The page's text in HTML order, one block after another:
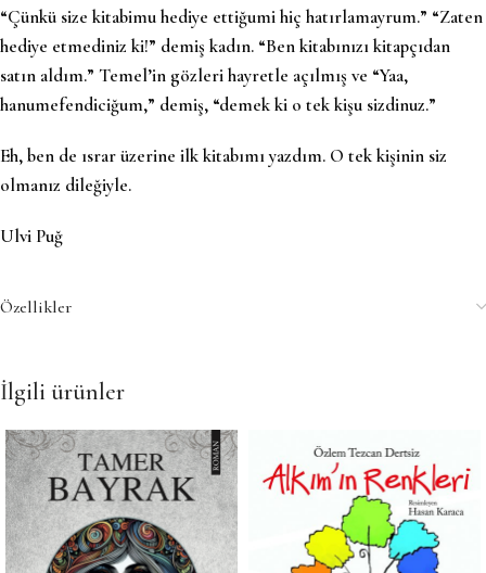
“Çünkü size kitabimu hediye ettiğumi hiç hatırlamayrum.” “Zaten
hediye etmediniz ki!” demiş kadın. “Ben kitabınızı kitapçıdan
satın aldım.” Temel’in gözleri hayretle açılmış ve “Yaa,
hanumefendiciğum,” demiş, “demek ki o tek kişu sizdinuz.”
Eh, ben de ısrar üzerine ilk kitabımı yazdım. O tek kişinin siz
olmanız dileğiyle.
Ulvi Puğ
Özellikler
İlgili ürünler